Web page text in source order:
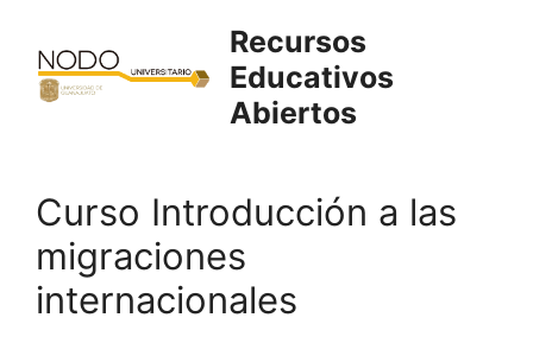
contenido
Recursos
Educativos
Abiertos
Curso Introducción a las
migraciones
internacionales